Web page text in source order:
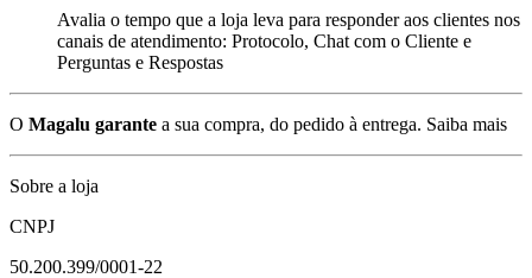
Avalia o tempo que a loja leva para responder aos clientes nos
canais de atendimento: Protocolo, Chat com o Cliente e
Perguntas e Respostas
O Magalu garante a sua compra, do pedido à entrega. Saiba mais
Sobre a loja
CNPJ
50.200.399/0001-22